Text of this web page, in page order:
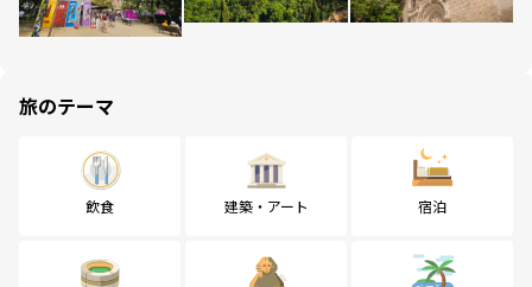
旅のテーマ
飲食 建築・アート 宿泊